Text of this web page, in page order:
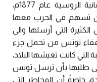
مع الروس، فعند قيام الحرب العثمانية الروسية عام 1877م،
تسهم في الحرب معها
الكثيرة التي أرسلها والي
تونس من تحمل جزء
كانت تعيشها البلاد،
طلبها بأن ترسل تونس
خاصةً أن المخاطر التي